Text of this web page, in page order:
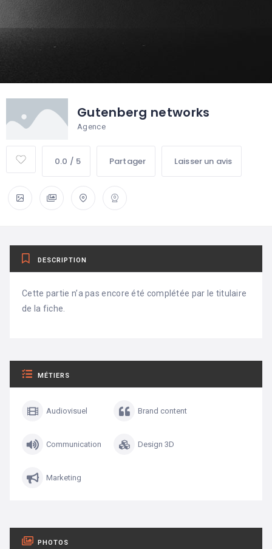
Gutenberg networks
Agence
0.0 / 5 Partager Laisser un avis
DESCRIPTION
Cette partie n’a pas encore été complétée par le titulaire
de la fiche.
MÉTIERS
Audiovisuel Brand content
Communication Design 3D
Marketing
PHOTOS